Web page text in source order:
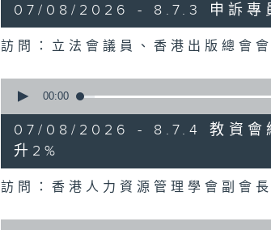
minutes,
46
secondsVolume
90%
07/08/2026 - 8.7.3 申訴專員
訪問：立法會議員、香港出版總會
seconds
minutes,
25
seconds
00:00
07/08/2026 - 8.7.4 教資會
升2%
訪問：香港人力資源管理學會副會